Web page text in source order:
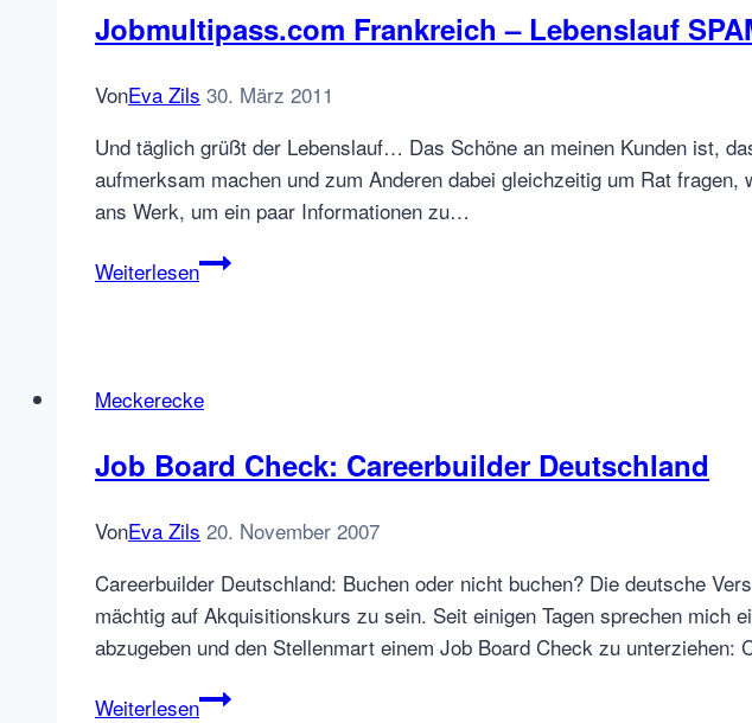
6
–
Buying
Online
Ads
from
a
mainly
Jobmultipass.com Frankreich – Lebenslauf
VonEva Zils 30. März 2011
Und täglich grüßt der Lebenslauf… Das Schöne an meinen Kunden ist,
aufmerksam machen und zum Anderen dabei gleichzeitig um Rat
ans Werk, um ein paar Informationen zu…
WeiterlesenJobmultipass.com
Meckerecke
Job Board Check: Careerbuilder Deutschland
VonEva Zils 20. November 2007
Careerbuilder Deutschland: Buchen oder nicht buchen? Die deutsche
mächtig auf Akquisitionskurs zu sein. Seit einigen Tagen sprechen mich
abzugeben und den Stellenmart einem Job Board Check zu
WeiterlesenJob